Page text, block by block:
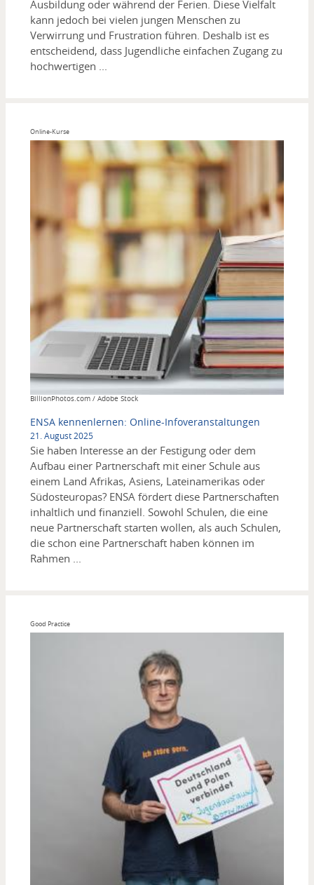
Ausbildung oder während der Ferien. Diese Vielfalt
kann jedoch bei vielen jungen Menschen zu
Verwirrung und Frustration führen. Deshalb ist es
entscheidend, dass Jugendliche einfachen Zugang zu
hochwertigen ...
Online-Kurse
Copyright
BillionPhotos.com / Adobe Stock
ENSA kennenlernen: Online-Infoveranstaltungen
21. August 2025
Sie haben Interesse an der Festigung oder dem
Aufbau einer Partnerschaft mit einer Schule aus
einem Land Afrikas, Asiens, Lateinamerikas oder
Südosteuropas? ENSA fördert diese Partnerschaften
inhaltlich und finanziell. Sowohl Schulen, die eine
neue Partnerschaft starten wollen, als auch Schulen,
die schon eine Partnerschaft haben können im
Rahmen ...
Good Practice